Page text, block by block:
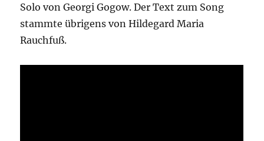
Solo von Georgi Gogow. Der Text zum Song
stammte übrigens von Hildegard Maria
Rauchfuß.